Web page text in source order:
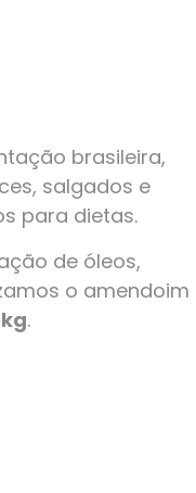
brasileira,
salgados e
para dietas.
de óleos,
o amendoim
.